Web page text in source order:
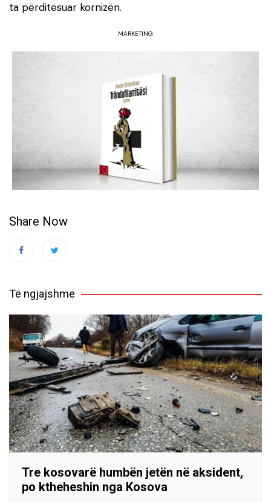
ta përditësuar kornizën.
MARKETING
Share Now
Të ngjajshme
Tre kosovarë humbën jetën në aksident,
po ktheheshin nga Kosova